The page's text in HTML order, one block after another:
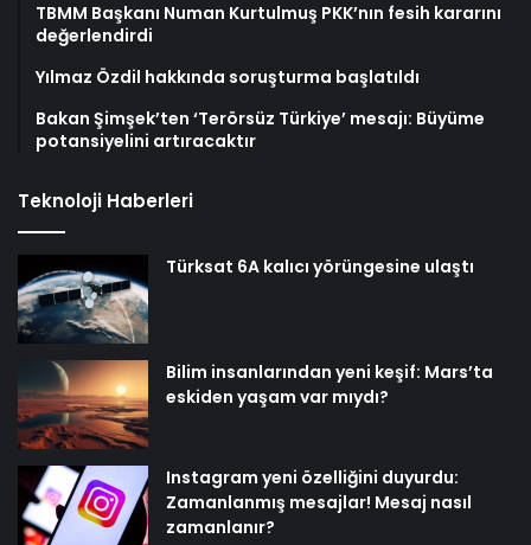
TBMM Başkanı Numan Kurtulmuş PKK’nın fesih kararını
değerlendirdi
Yılmaz Özdil hakkında soruşturma başlatıldı
Bakan Şimşek’ten ‘Terörsüz Türkiye’ mesajı: Büyüme
potansiyelini artıracaktır
Teknoloji Haberleri
Türksat 6A kalıcı yörüngesine ulaştı
Bilim insanlarından yeni keşif: Mars’ta
eskiden yaşam var mıydı?
Instagram yeni özelliğini duyurdu:
Zamanlanmış mesajlar! Mesaj nasıl
zamanlanır?